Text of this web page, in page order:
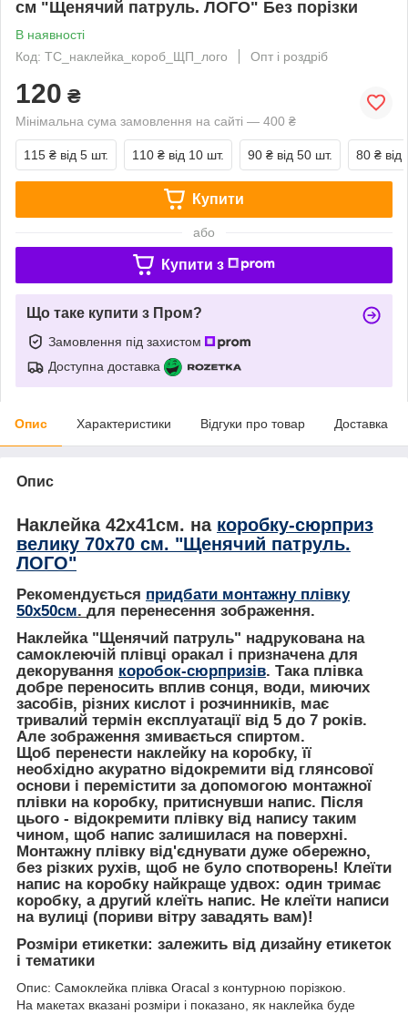
см "Щенячий патруль. ЛОГО" Без порізки
В наявності
Код: ТС_наклейка_короб_ЩП_лого
Опт і роздріб
120 ₴
Мінімальна сума замовлення на сайті — 400 ₴
115 ₴ від 5 шт. 110 ₴ від 10 шт. 90 ₴ від 50 шт. 80 ₴
Купити
або
Купити з
Що таке купити з Пром?
Замовлення під захистом
Доступна доставка
Опис Характеристики Відгуки про товар Доставка
Опис
Наклейка 42х41см. на коробку-сюрприз
велику 70х70 см. "Щенячий патруль.
ЛОГО"
Рекомендується придбати монтажну плівку
50х50см. для перенесення зображення.
Наклейка "Щенячий патруль" надрукована на
самоклеючій плівці оракал і призначена для
декорування коробок-сюрпризів. Така плівка
добре переносить вплив сонця, води, миючих
засобів, різних кислот і розчинників, має
тривалий термін експлуатації від 5 до 7 років.
Але зображення змивається спиртом.
Щоб перенести наклейку на коробку, її
необхідно акуратно відокремити від глянсової
основи і перемістити за допомогою монтажної
плівки на коробку, притиснувши напис. Після
цього - відокремити плівку від напису таким
чином, щоб напис залишилася на поверхні.
Монтажну плівку від'єднувати дуже обережно,
без різких рухів, щоб не було спотворень! Клеїти
напис на коробку найкраще удвох: один тримає
коробку, а другий клеїть напис. Не клеїти написи
на вулиці (пориви вітру завадять вам)!
Розміри етикетки: залежить від дизайну етикеток
і тематики
Опис: Самоклейка плівка Oracal з контурною порізкою.
На макетах вказані розміри і показано, як наклейка буде